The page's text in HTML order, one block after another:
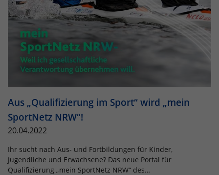
Aus „Qualifizierung im Sport“ wird „mein
SportNetz NRW“!
20.04.2022
Ihr sucht nach Aus- und Fortbildungen für Kinder,
Jugendliche und Erwachsene? Das neue Portal für
Qualifizierung „mein SportNetz NRW“ des…